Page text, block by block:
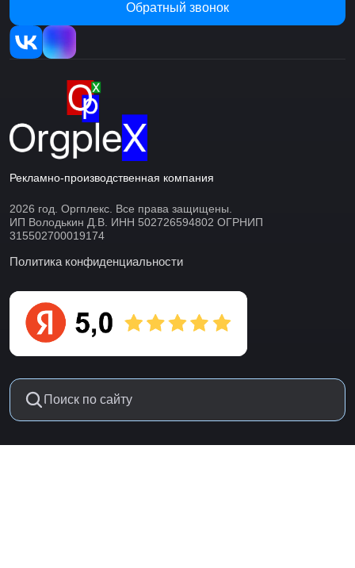
Обратный звонок
Рекламно-производственная компания
2026 год. Оргплекс. Все права защищены.
ИП Володькин Д.В. ИНН 502726594802 ОГРНИП
315502700019174
Политика конфиденциальности